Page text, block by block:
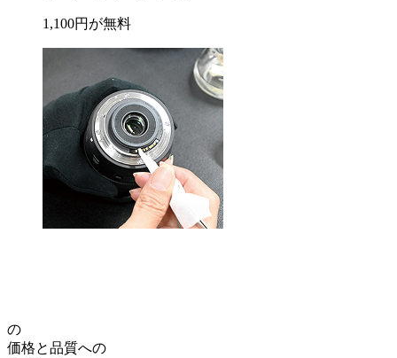
1,100円が無料
の
価格と品質への